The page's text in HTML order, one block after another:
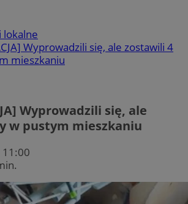
lokalne
Wyprowadzili się, ale zostawili 4
mieszkaniu
Wyprowadzili się, ale
w pustym mieszkaniu